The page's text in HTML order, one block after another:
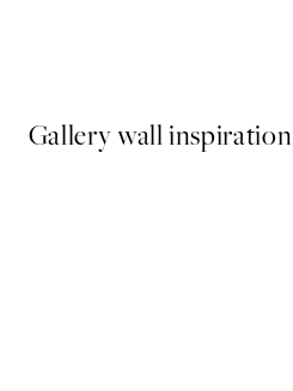
Gallery wall inspiration